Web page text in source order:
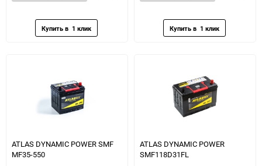
ATLAS DYNAMIC POWER SMF
MF35-550
ATLAS DYNAMIC POWER
SMF118D31FL